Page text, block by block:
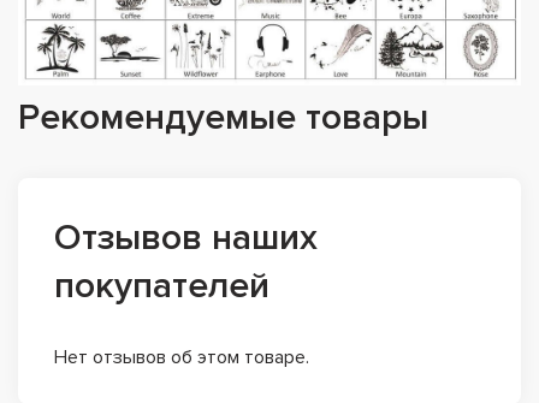
Рекомендуемые товары
Отзывов наших
покупателей
Нет отзывов об этом товаре.